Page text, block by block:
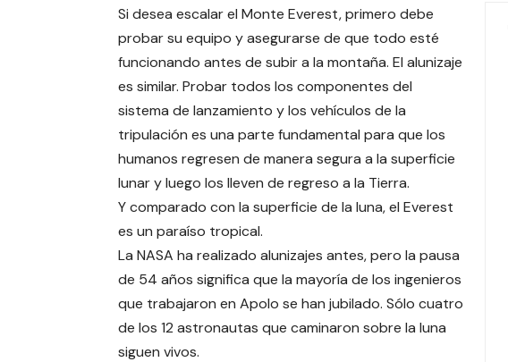
Si desea escalar el Monte Everest, primero debe
probar su equipo y asegurarse de que todo esté
funcionando antes de subir a la montaña. El alunizaje
es similar. Probar todos los componentes del
sistema de lanzamiento y los vehículos de la
tripulación es una parte fundamental para que los
humanos regresen de manera segura a la superficie
lunar y luego los lleven de regreso a la Tierra.
Y comparado con la superficie de la luna, el Everest
es un paraíso tropical.
La NASA ha realizado alunizajes antes, pero la pausa
de 54 años significa que la mayoría de los ingenieros
que trabajaron en Apolo se han jubilado. Sólo cuatro
de los 12 astronautas que caminaron sobre la luna
siguen vivos.